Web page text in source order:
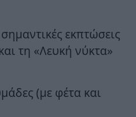
εκπτώσεις
τη «Λευκή νύκτα»
(με φέτα και